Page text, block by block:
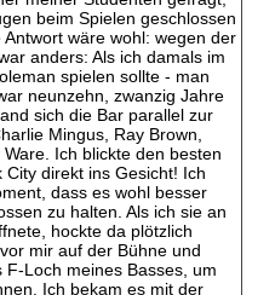
beim Spielen geschlossen
wäre wohl: wegen der
anders: Als ich damals im
spielen sollte - man
neunzehn, zwanzig Jahre
sich die Bar parallel zur
Mingus, Ray Brown,
Ich blickte den besten
City direkt ins Gesicht! Ich
dass es wohl besser
zu halten. Als ich sie an
hockte da plötzlich
mir auf der Bühne und
Loch meines Basses, um
Ich bekam es mit der